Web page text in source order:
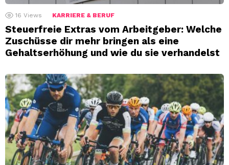
16 Views KARRIERE & BERUF
Steuerfreie Extras vom Arbeitgeber: Welche
Zuschüsse dir mehr bringen als eine
Gehaltserhöhung und wie du sie verhandelst